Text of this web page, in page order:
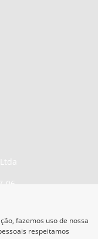
06
fazemos uso de nossa
respeitamos